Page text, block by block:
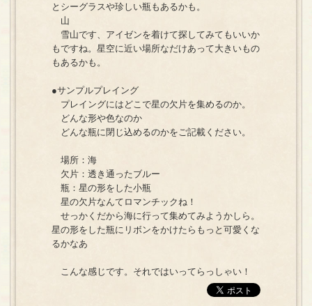
とシーグラスや珍しい瓶もあるかも。
山
雪山です、アイゼンを着けて探してみてもいいか
もですね。星空に近い場所なだけあって大きいもの
もあるかも。
●サンプルプレイング
プレイングにはどこで星の欠片を集めるのか。
どんな形や色なのか
どんな瓶に閉じ込めるのかをご記載ください。
場所：海
欠片：透き通ったブルー
瓶：星の形をした小瓶
星の欠片なんてロマンチックね！
せっかくだから海に行って集めてみようかしら。
星の形をした瓶にリボンをかけたらもっと可愛くな
るかなあ
こんな感じです。それではいってらっしゃい！